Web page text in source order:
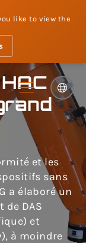
like to view the
et les
sans
a élaboré un
DAS
et
à moindre